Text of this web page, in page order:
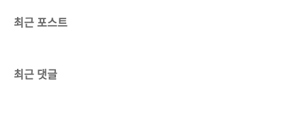
최근 포스트
최근 댓글